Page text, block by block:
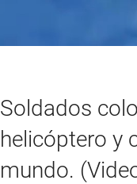
Soldados
helicóptero y
mundo.